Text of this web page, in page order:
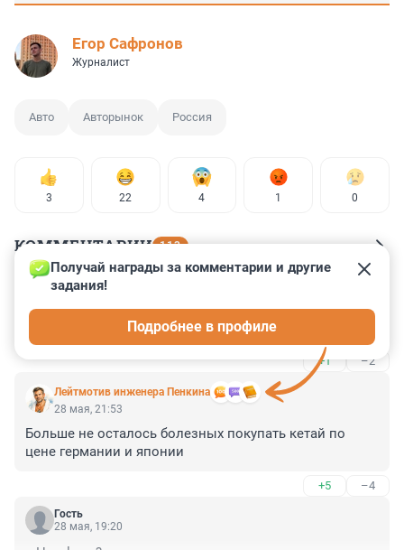
Егор Сафронов
Журналист
Авто Авторынок Россия
3 22 4 1 0
КОММЕНТАРИИ 113
Гость
Рынок порешал.
+1 –2
Лейтмотив инженера Пенкина
Получай награды за комментарии и другие
задания!
Подробнее в профиле
28 мая, 21:53
Больше не осталось болезных покупать кетай по
цене германии и японии
+5 –4
Гость
28 мая, 19:20